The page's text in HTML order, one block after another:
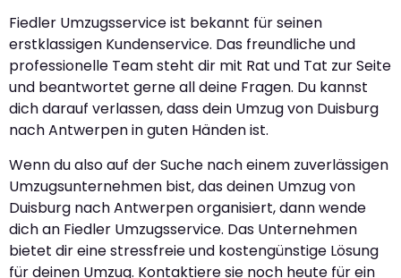
Fiedler Umzugsservice ist bekannt für seinen
erstklassigen Kundenservice. Das freundliche und
professionelle Team steht dir mit Rat und Tat zur Seite
und beantwortet gerne all deine Fragen. Du kannst
dich darauf verlassen, dass dein Umzug von Duisburg
nach Antwerpen in guten Händen ist.
Wenn du also auf der Suche nach einem zuverlässigen
Umzugsunternehmen bist, das deinen Umzug von
Duisburg nach Antwerpen organisiert, dann wende
dich an Fiedler Umzugsservice. Das Unternehmen
bietet dir eine stressfreie und kostengünstige Lösung
für deinen Umzug. Kontaktiere sie noch heute für ein